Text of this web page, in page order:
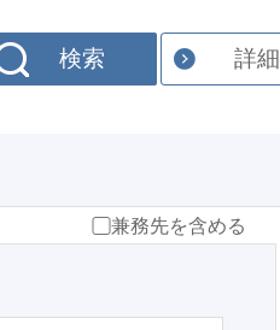
検索 詳細
兼務先を含める